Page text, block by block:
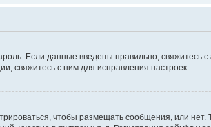
Если данные введены правильно, свяжитесь
свяжитесь с ним для исправления настроек.
чтобы размещать сообщения, или